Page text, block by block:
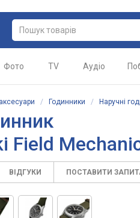
Фото TV Аудіо
/ Годинники / Наручні
Field
ВІДГУКИ ПОСТАВИТИ